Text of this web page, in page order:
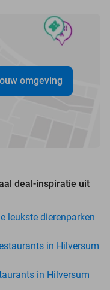
omgeving
deal-inspiratie uit
leukste dierenparken
in Hilversum
in Hilversum